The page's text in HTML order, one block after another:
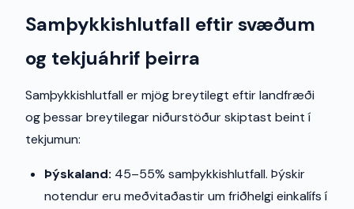
Samþykkishlutfall eftir svæðum
og tekjuáhrif þeirra
Samþykkishlutfall er mjög breytilegt eftir landfræði
og þessar breytilegar niðurstöður skiptast beint í
tekjumun:
Þýskaland: 45–55% samþykkishlutfall. Þýskir
notendur eru meðvitaðastir um friðhelgi einkalífs í